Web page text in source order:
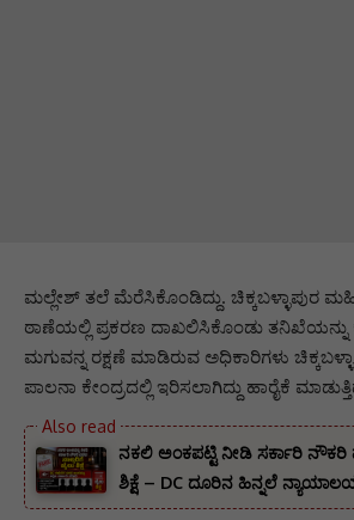
ಮಲ್ಲೇಶ್ ತಲೆ ಮೆರೆಸಿಕೊಂಡಿದ್ದು. ಚಿಕ್ಕಬಳ್ಳಾಪುರ
ಠಾಣೆಯಲ್ಲಿ ಪ್ರಕರಣ ದಾಖಲಿಸಿಕೊಂಡು ತನಿಖೆಯನ್ನು
ಮಗುವನ್ನ ರಕ್ಷಣೆ ಮಾಡಿರುವ ಅಧಿಕಾರಿಗಳು
ಪಾಲನಾ ಕೇಂದ್ರದಲ್ಲಿ ಇರಿಸಲಾಗಿದ್ದು ಹಾರೈಕೆ
ನಕಲಿ ಅಂಕಪಟ್ಟಿ ನೀಡಿ ಸರ್ಕಾರಿ ನೌಕರಿ
ಶಿಕ್ಷೆ – DC ದೂರಿನ ಹಿನ್ನಲೆ